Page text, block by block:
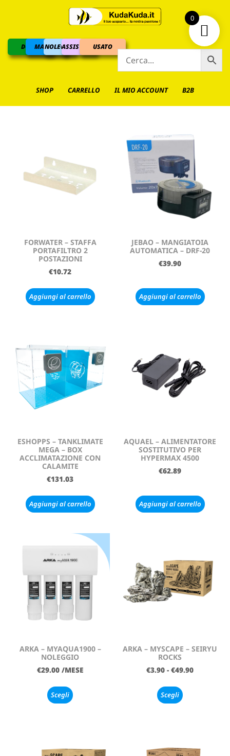
DOLCEMARINO
NOLEGGIOASSISTENZAUSATO
SHOP CARRELLO IL MIO ACCOUNT B2B
FORWATER – STAFFA
PORTAFILTRO 2
POSTAZIONI
€10.72
Aggiungi al carrello
JEBAO – MANGIATOIA
AUTOMATICA – DRF-20
€39.90
Aggiungi al carrello
ESHOPPS – TANKLIMATE
MEGA – BOX
ACCLIMATAZIONE CON
CALAMITE
€131.03
Aggiungi al carrello
AQUAEL – ALIMENTATORE
SOSTITUTIVO PER
HYPERMAX 4500
€62.89
Aggiungi al carrello
ARKA – MYAQUA1900 –
NOLEGGIO
€29.00 /MESE
Scegli
ARKA – MYSCAPE – SEIRYU
ROCKS
€3.90 - €49.90
Scegli
0